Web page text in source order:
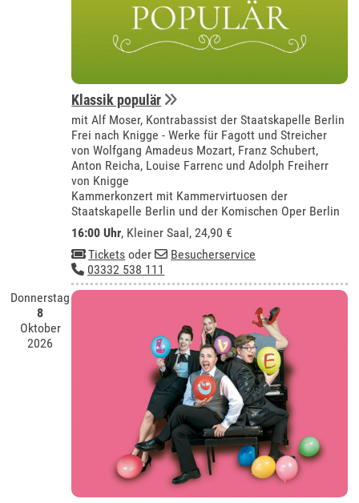
Klassik populär
mit Alf Moser, Kontrabassist der Staatskapelle Berlin
Frei nach Knigge - Werke für Fagott und Streicher
von Wolfgang Amadeus Mozart, Franz Schubert,
Anton Reicha, Louise Farrenc und Adolph Freiherr
von Knigge
Kammerkonzert mit Kammervirtuosen der
Staatskapelle Berlin und der Komischen Oper Berlin
16:00 Uhr, Kleiner Saal, 24,90 €
Tickets oder
Besucherservice
03332 538 111
Donnerstag
8
Oktober
2026